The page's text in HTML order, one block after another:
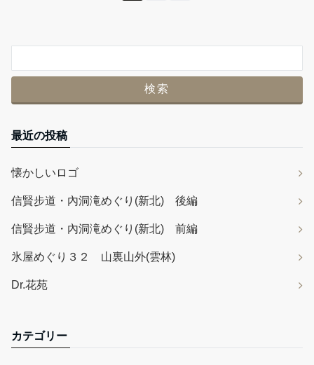
最近の投稿
懐かしいロゴ
信賢步道・內洞滝めぐり(新北) 後編
信賢步道・內洞滝めぐり(新北) 前編
氷屋めぐり３２ 山裏山外(雲林)
Dr.花苑
カテゴリー